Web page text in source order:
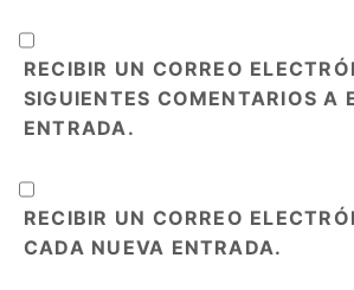
RECIBIR UN CORREO
SIGUIENTES COMENTARIOS A
ENTRADA.
RECIBIR UN CORREO
CADA NUEVA ENTRADA.